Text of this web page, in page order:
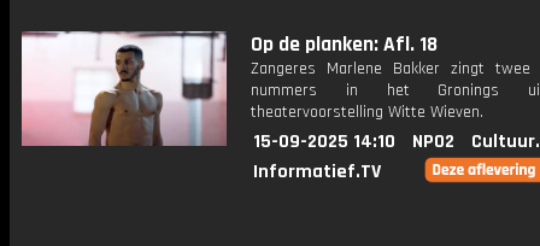
Op de planken: Afl. 18
Zangeres Marlene Bakker zingt twee
nummers in het Gronings
theatervoorstelling Witte Wieven.
15-09-2025 14:10 NPO2
Informatief.TV